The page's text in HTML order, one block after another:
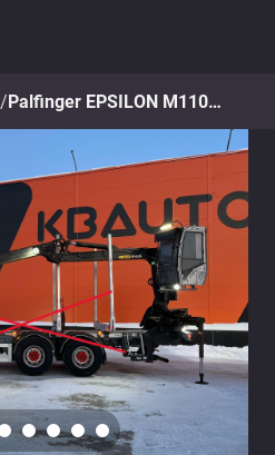
/ Palfinger EPSILON M110L80